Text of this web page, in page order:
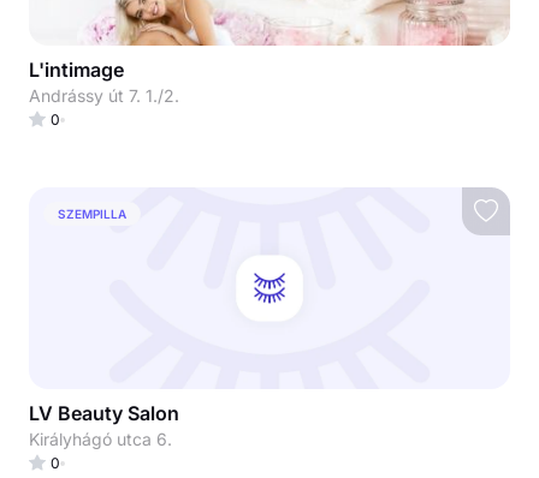
L'intimage
Andrássy út 7. 1./2.
0
SZEMPILLA
LV Beauty Salon
Királyhágó utca 6.
0